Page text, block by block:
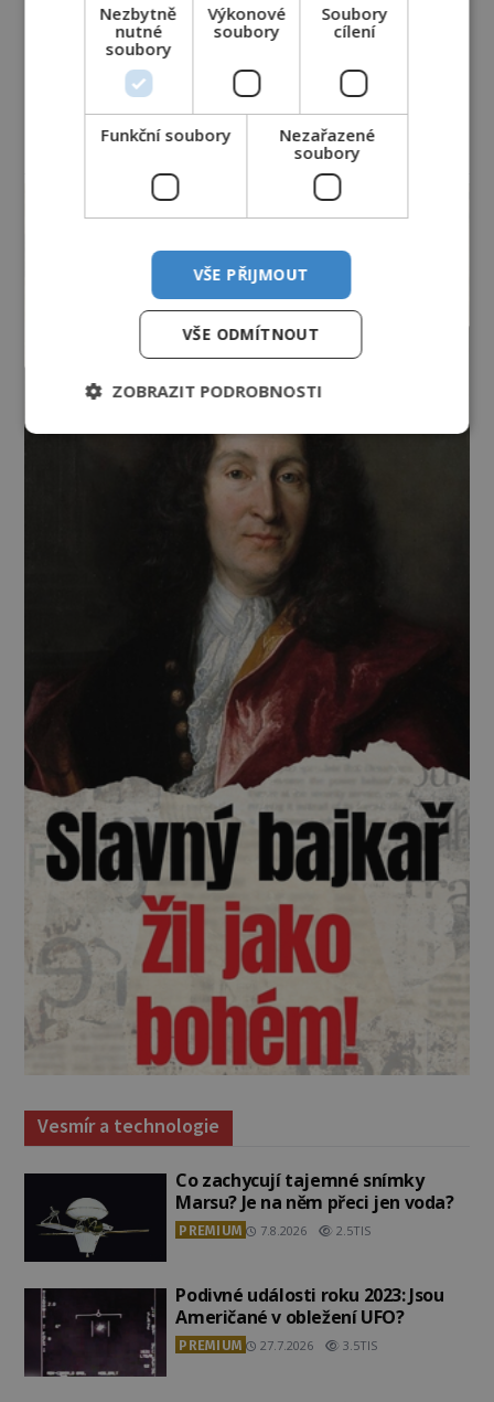
Vesmír a technologie
Co zachycují tajemné snímky
Marsu? Je na něm přeci jen voda?
PREMIUM 7.8.2026 2.5TIS
Podivné události roku 2023: Jsou
Američané v obležení UFO?
PREMIUM 27.7.2026 3.5TIS
Nezbytně
nutné
soubory
Výkonové
soubory
Soubory
cílení
Funkční soubory
Nezařazené
soubory
VŠE PŘIJMOUT
VŠE ODMÍTNOUT
ZOBRAZIT PODROBNOSTI